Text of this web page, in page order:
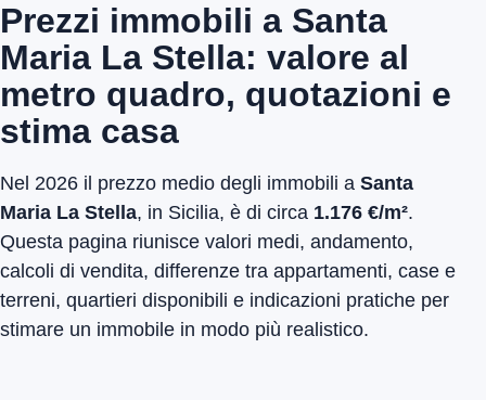
Prezzi immobili a Santa
Maria La Stella: valore al
metro quadro, quotazioni e
stima casa
Nel 2026 il prezzo medio degli immobili a Santa
Maria La Stella, in Sicilia, è di circa 1.176 €/m².
Questa pagina riunisce valori medi, andamento,
calcoli di vendita, differenze tra appartamenti, case e
terreni, quartieri disponibili e indicazioni pratiche per
stimare un immobile in modo più realistico.